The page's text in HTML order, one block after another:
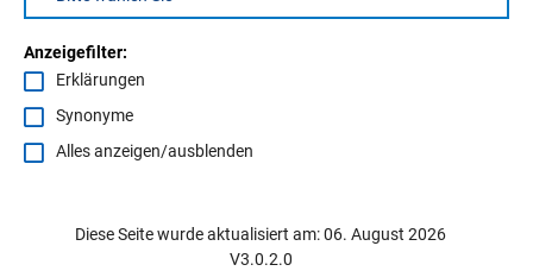
Anzeigefilter:
Erklärungen
Synonyme
Alles anzeigen/ausblenden
Diese Seite wurde aktualisiert am: 06. August 2026
V3.0.2.0